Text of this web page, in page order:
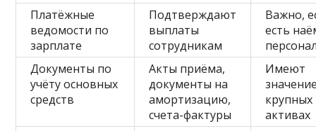
Платёжные
ведомости по
зарплате
Подтверждают
выплаты
сотрудникам
Важно,
есть
Документы по
учёту основных
средств
Акты приёма,
документы на
амортизацию,
счета-фактуры
Имеют
крупных
активах